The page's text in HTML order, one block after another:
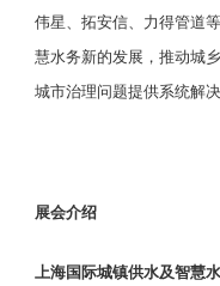
伟星、拓安信、力得管道等
慧水务新的发展，推动城
城市治理问题提供系统解决
展会介绍
上海国际城镇供水及智慧